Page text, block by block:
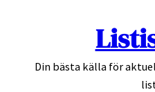
Din bästa källa för